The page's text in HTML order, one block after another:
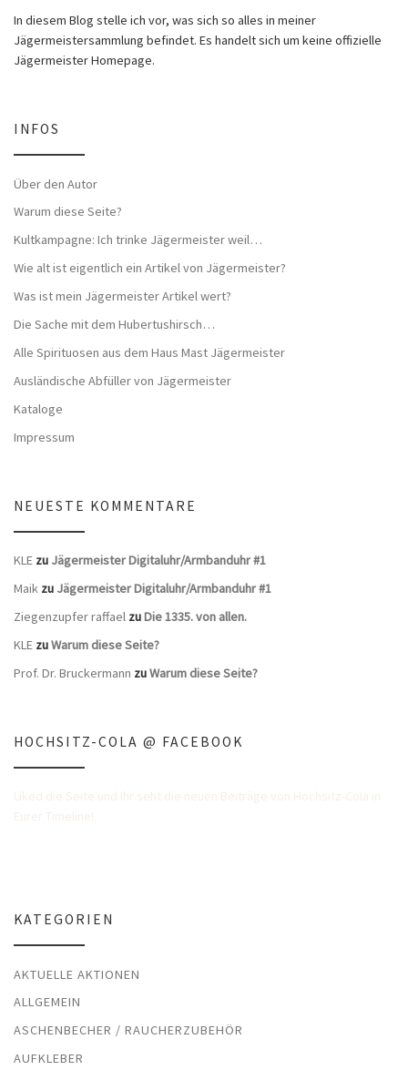
In diesem Blog stelle ich vor, was sich so alles in meiner
Jägermeistersammlung befindet. Es handelt sich um keine offizielle
Jägermeister Homepage.
INFOS
Über den Autor
Warum diese Seite?
Kultkampagne: Ich trinke Jägermeister weil…
Wie alt ist eigentlich ein Artikel von Jägermeister?
Was ist mein Jägermeister Artikel wert?
Die Sache mit dem Hubertushirsch…
Alle Spirituosen aus dem Haus Mast Jägermeister
Ausländische Abfüller von Jägermeister
Kataloge
Impressum
NEUESTE KOMMENTARE
KLE zu Jägermeister Digitaluhr/Armbanduhr #1
Maik zu Jägermeister Digitaluhr/Armbanduhr #1
Ziegenzupfer raffael zuDie 1335. von allen.
KLE zuWarum diese Seite?
Prof. Dr. Bruckermann zuWarum diese Seite?
HOCHSITZ-COLA @ FACEBOOK
KATEGORIEN
AKTUELLE AKTIONEN
ALLGEMEIN
ASCHENBECHER / RAUCHERZUBEHÖR
AUFKLEBER